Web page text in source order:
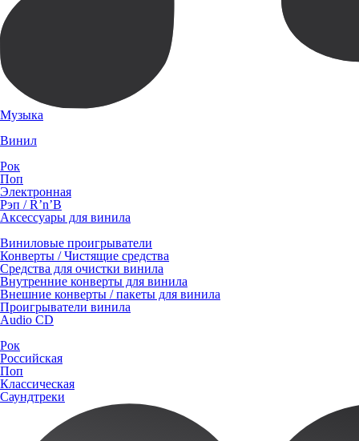
Музыка
Винил
Рок
Поп
Электронная
Рэп / R’n’B
Аксессуары для винила
Виниловые проигрыватели
Конверты / Чистящие средства
Средства для очистки винила
Внутренние конверты для винила
Внешние конверты / пакеты для винила
Проигрыватели винила
Audio CD
Рок
Российская
Поп
Классическая
Саундтреки